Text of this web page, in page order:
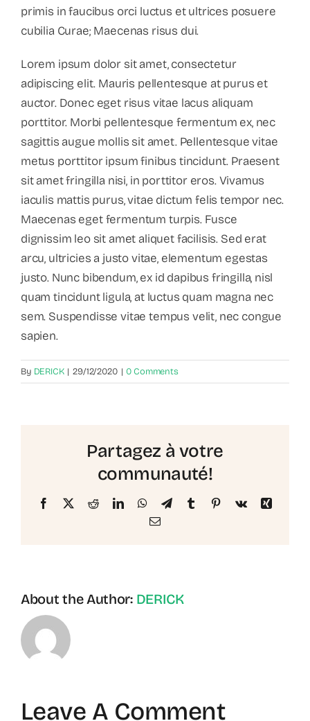
primis in faucibus orci luctus et ultrices posuere
cubilia Curae; Maecenas risus dui.
Lorem ipsum dolor sit amet, consectetur
adipiscing elit. Mauris pellentesque at purus et
auctor. Donec eget risus vitae lacus aliquam
porttitor. Morbi pellentesque fermentum ex, nec
sagittis augue mollis sit amet. Pellentesque vitae
metus porttitor ipsum finibus tincidunt. Praesent
sit amet fringilla nisi, in porttitor eros. Vivamus
iaculis mattis purus, vitae dictum felis tempor nec.
Maecenas eget fermentum turpis. Fusce
dignissim leo sit amet aliquet facilisis. Sed erat
arcu, ultricies a justo vitae, elementum egestas
justo. Nunc bibendum, ex id dapibus fringilla, nisl
quam tincidunt ligula, at luctus quam magna nec
sem. Suspendisse vitae tempus velit, nec congue
sapien.
By DERICK | 29/12/2020 | 0 Comments
Partagez à votre
communauté!
Facebook
X RedditLinkedInWhatsApp
TelegramTumblr PinterestVk
Xing
Email
About the Author: DERICK
Leave A Comment